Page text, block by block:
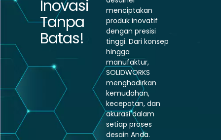
Inovasi
Tanpa
Batas!
menciptakan
produk inovatif
dengan presisi
tinggi. Dari konsep
hingga
manufaktur,
SOLIDWORKS
menghadirkan
kemudahan,
kecepatan, dan
akurasi dalam
setiap proses
desain Anda.